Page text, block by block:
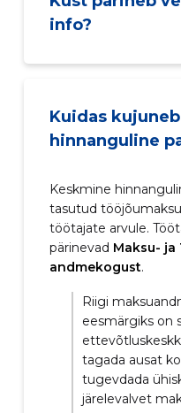
info?
Kuidas
hinnanguline
Keskmine
tasutud
töötajate arvule.
pärinevad Maksu- ja
andmekogust.
Riigi
eesmärgiks on
tagada ausat
tugevdada
järelevalvet